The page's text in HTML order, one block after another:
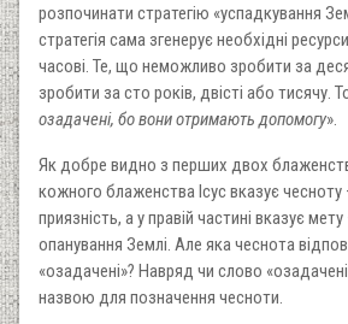
розпочинати стратегію «успадкування
стратегія сама згенерує необхідні
часові. Те, що неможливо зробити за
зробити за сто років, двісті або тисячу.
озадачені, бо вони отримають допомогу».
Як добре видно з перших двох блаженств,
кожного блаженства Ісус вказує чесноту
приязність, а у правій частині вказує
опанування Землі. Але яка чеснота
«озадачені»? Навряд чи слово
назвою для позначення чесноти.